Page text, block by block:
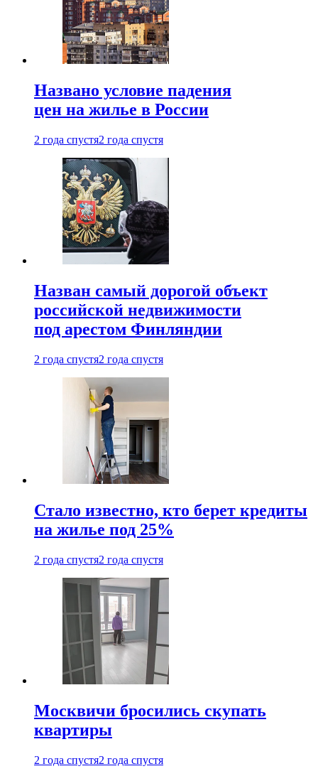
Названо условие падения
цен на жилье в России
2 года спустя2 года спустя
Назван самый дорогой объект
российской недвижимости
под арестом Финляндии
2 года спустя2 года спустя
Стало известно, кто берет кредиты
на жилье под 25%
2 года спустя2 года спустя
Москвичи бросились скупать
квартиры
2 года спустя2 года спустя